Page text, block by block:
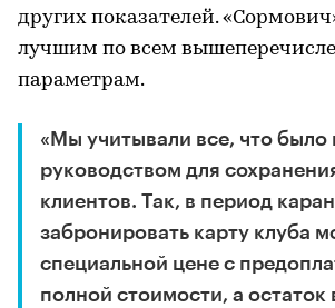
других показателей.
лучшим по всем
параметрам.
«Мы учитывали все, что было
руководством для
клиентов. Так, в период
забронировать карту клуба
специальной цене с
полной стоимости, а остаток